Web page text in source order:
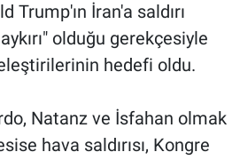
Trump'ın İran'a saldırı
olduğu gerekçesiyle
hedefi oldu.
Natanz ve İsfahan olmak
hava saldırısı, Kongre